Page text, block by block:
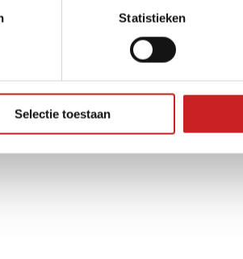
Statistieken
Selectie toestaan